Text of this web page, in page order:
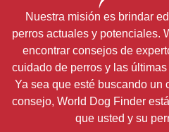
Nuestra misión es brindar
perros actuales y potenciales.
encontrar consejos de
cuidado de perros y las
Ya sea que esté buscando un
consejo, World Dog Finder
que usted y su